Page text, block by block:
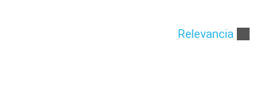
Relevancia